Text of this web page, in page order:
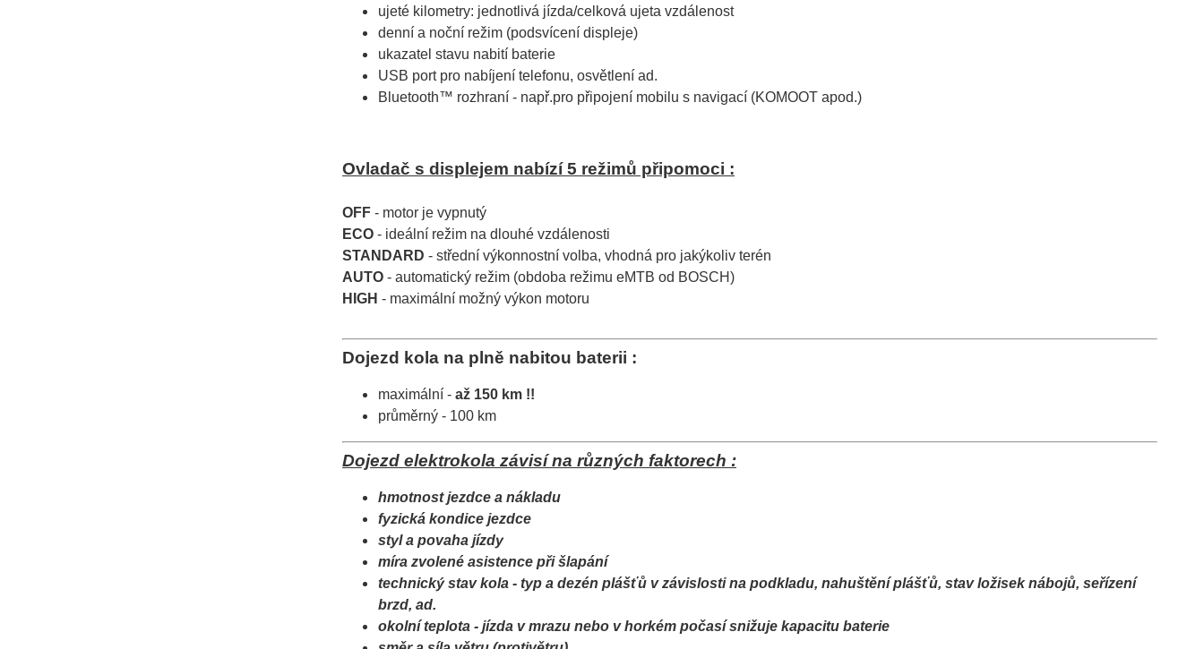
ujeté kilometry: jednotlivá jízda/celková ujeta vzdálenost
denní a noční režim (podsvícení displeje)
ukazatel stavu nabití baterie
USB port pro nabíjení telefonu, osvětlení ad.
Bluetooth™ rozhraní - např.pro připojení mobilu s navigací (KOMOOT apod.)
Ovladač s displejem nabízí 5 režimů připomoci :
OFF- motor je vypnutý
ECO- ideální režim na dlouhé vzdálenosti
STANDARD - střední výkonnostní volba, vhodná pro jakýkoliv terén
AUTO- automatický režim (obdoba režimu eMTB od BOSCH)
HIGH - maximální možný výkon motoru
Dojezd kola na plně nabitou baterii :
maximální - až 150 km !!
průměrný - 100 km
Dojezd elektrokola závisí na různých faktorech :
hmotnost jezdce a nákladu
fyzická kondice jezdce
styl a povaha jízdy
míra zvolené asistence při šlapání
technický stav kola - typ a dezén plášťů v závislosti na podkladu, nahuštění plášťů, stav ložisek nábojů, seřízení
brzd, ad.
okolní teplota - jízda v mrazu nebo v horkém počasí snižuje kapacitu baterie